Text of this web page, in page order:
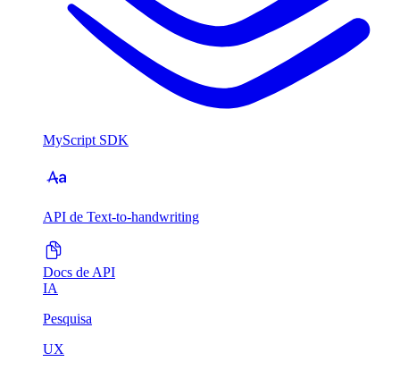
MyScript SDK
API de Text-to-handwriting
Docs de API
IA
Pesquisa
UX